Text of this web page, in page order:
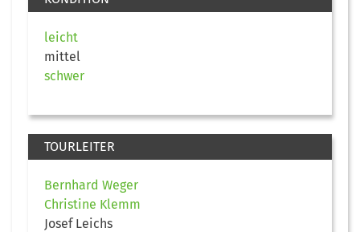
leicht
mittel
schwer
TOURLEITER
Bernhard Weger
Christine Klemm
Josef Leichs